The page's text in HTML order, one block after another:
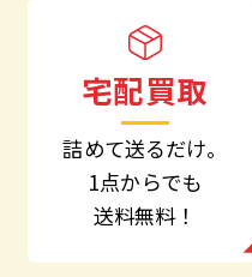
宅配買取
詰めて送るだけ。
1点からでも
送料無料！